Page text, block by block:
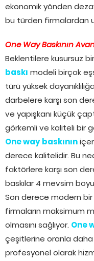
ekonomik yönden
bu türden firmalardan
One Way Baskının
Beklentilere kusursuz
baskı modeli birçok
türü yüksek
darbelere karşı son
ve yapışkanı küçük
görkemli ve kaliteli bir
One way baskının
derece kalitelidir. Bu
faktörlere karşı son
baskılar 4 mevsim
Son derece modern
firmaların maksimum
olmasını sağlıyor. One
çeşitlerine oranla daha
profesyonel olarak